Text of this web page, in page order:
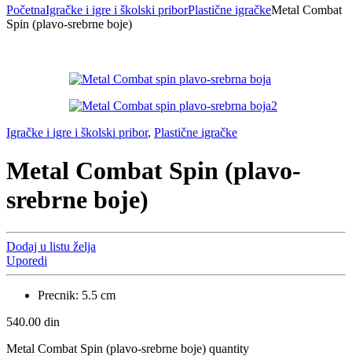
PočetnaIgračke i igre i školski priborPlastične igračkeMetal Combat
Spin (plavo-srebrne boje)
Igračke i igre i školski pribor, Plastične igračke
Metal Combat Spin (plavo-
srebrne boje)
Dodaj u listu želja
Uporedi
Precnik: 5.5 cm
540.00 din
Metal Combat Spin (plavo-srebrne boje) quantity